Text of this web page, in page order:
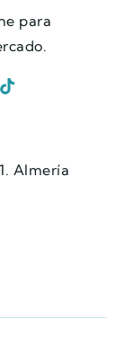
para
Almería